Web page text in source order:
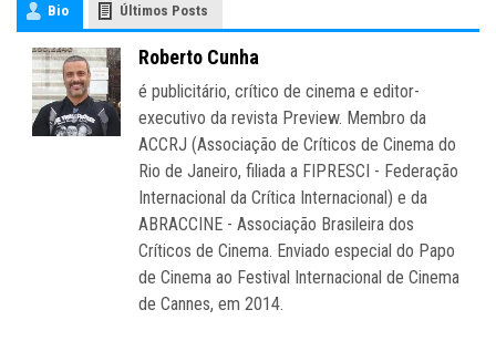
Bio Últimos Posts
Roberto Cunha
é publicitário, crítico de cinema e editor-
executivo da revista Preview. Membro da
ACCRJ (Associação de Críticos de Cinema do
Rio de Janeiro, filiada a FIPRESCI - Federação
Internacional da Crítica Internacional) e da
ABRACCINE - Associação Brasileira dos
Críticos de Cinema. Enviado especial do Papo
de Cinema ao Festival Internacional de Cinema
de Cannes, em 2014.